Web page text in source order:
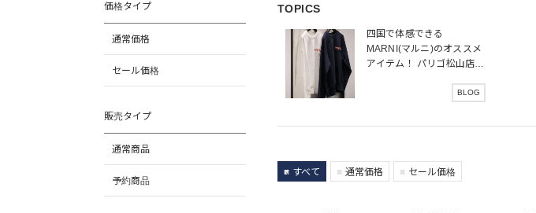
価格タイプ
通常価格
セール価格
販売タイプ
通常商品
予約商品
TOPICS
四国で体感できる
MARNI(マルニ)のオススメ
アイテム！ パリゴ松山店か
BLOG
すべて 通常価格 セール価格